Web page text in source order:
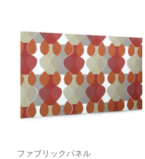
ファブリックパネル